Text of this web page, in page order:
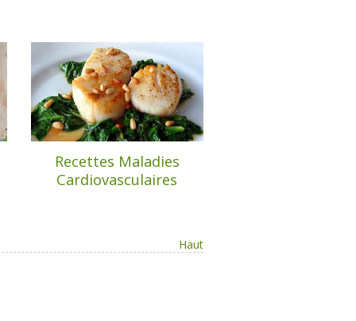
Recettes Maladies
Cardiovasculaires
Haut